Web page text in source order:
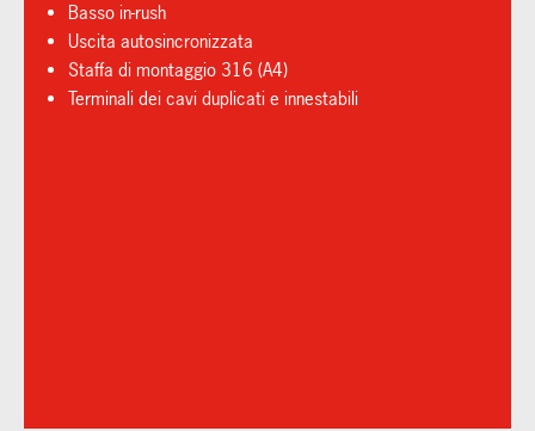
Basso in-rush
Uscita autosincronizzata
Staffa di montaggio 316 (A4)
Terminali dei cavi duplicati e innestabili